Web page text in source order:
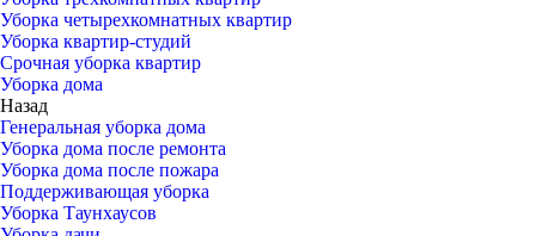
Уборка четырехкомнатных квартир
Уборка квартир-студий
Срочная уборка квартир
Уборка дома
Назад
Генеральная уборка дома
Уборка дома после ремонта
Уборка дома после пожара
Поддерживающая уборка
Уборка Таунхаусов